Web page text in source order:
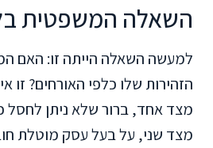
השאלה המשפטית
למעשה השאלה הייתה זו: האם
הזהירות שלו כלפי האורחים? זו
מצד אחד, ברור שלא ניתן לחסל
מצד שני, על בעל עסק מוטלת